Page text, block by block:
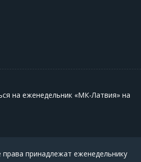
на еженедельник «МК-Латвия» на
принадлежат еженедельнику